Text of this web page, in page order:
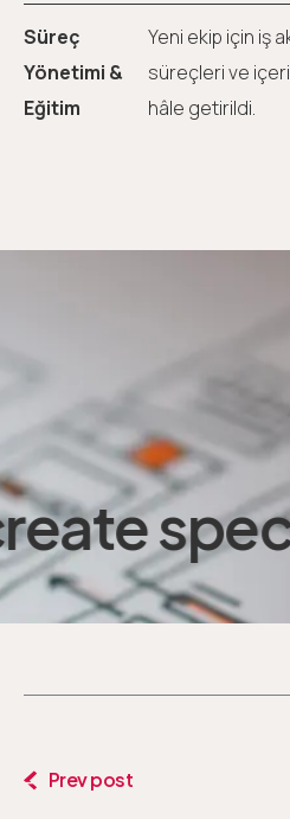
Süreç
Yönetimi &
Eğitim
Yeni ekip için iş
süreçleri ve
hâle getirildi.
Prev post